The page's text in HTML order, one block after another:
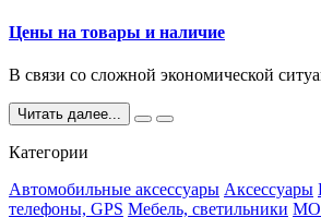
Цены на товары и наличие
В связи со сложной экономической
Читать далее...
Категории
Автомобильные аксессуары Аксессуары
телефоны, GPS Мебель, светильники